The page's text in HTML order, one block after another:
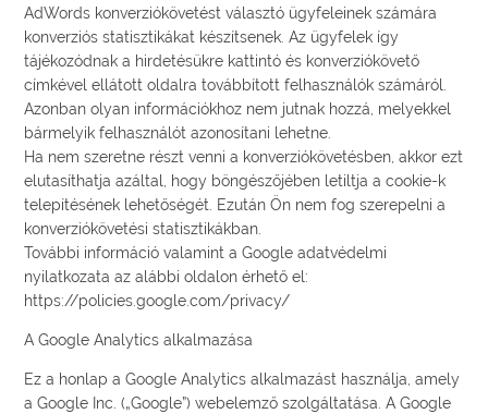
AdWords konverziókövetést választó ügyfeleinek számára
konverziós statisztikákat készítsenek. Az ügyfelek így
tájékozódnak a hirdetésükre kattintó és konverziókövető
címkével ellátott oldalra továbbított felhasználók számáról.
Azonban olyan információkhoz nem jutnak hozzá, melyekkel
bármelyik felhasználót azonosítani lehetne.
Ha nem szeretne részt venni a konverziókövetésben, akkor ezt
elutasíthatja azáltal, hogy böngészőjében letiltja a cookie-k
telepítésének lehetőségét. Ezután Ön nem fog szerepelni a
konverziókövetési statisztikákban.
További információ valamint a Google adatvédelmi
nyilatkozata az alábbi oldalon érhető el:
https://policies.google.com/privacy/
A Google Analytics alkalmazása
Ez a honlap a Google Analytics alkalmazást használja, amely
a Google Inc. („Google”) webelemző szolgáltatása. A Google